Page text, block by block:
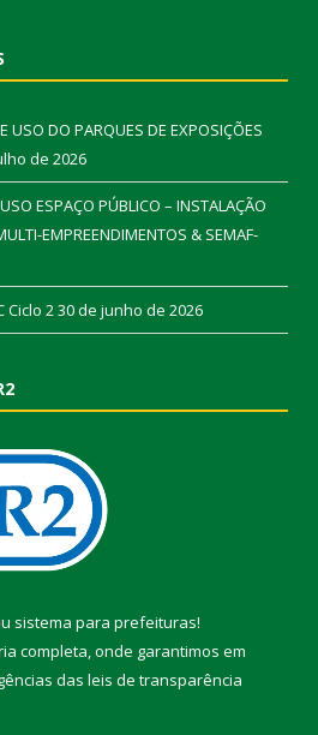
USO DO PARQUES DE EXPOSIÇÕES
de 2026
ESPAÇO PÚBLICO – INSTALAÇÃO
EMPREENDIMENTOS & SEMAF-
Ciclo 230 de junho de 2026
sistema para prefeituras!
completa, onde garantimos em
das leis de transparência